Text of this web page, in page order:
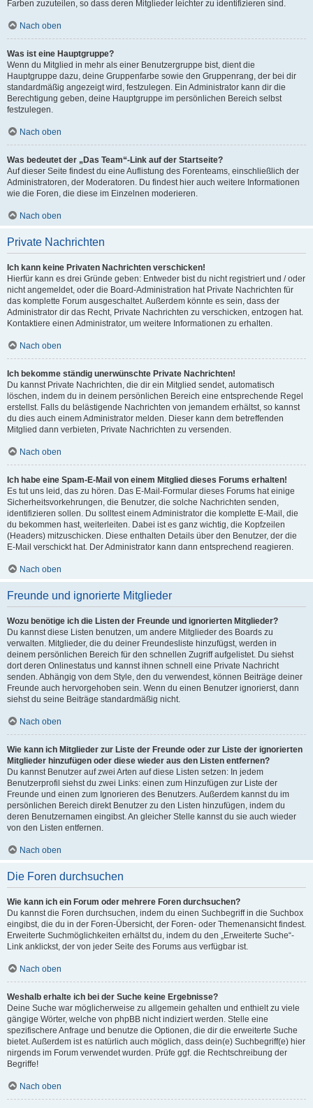
Farben zuzuteilen, so dass deren Mitglieder leichter zu identifizieren sind.
Nach oben
Was ist eine Hauptgruppe?
Wenn du Mitglied in mehr als einer Benutzergruppe bist, dient die
Hauptgruppe dazu, deine Gruppenfarbe sowie den Gruppenrang, der bei dir
standardmäßig angezeigt wird, festzulegen. Ein Administrator kann dir die
Berechtigung geben, deine Hauptgruppe im persönlichen Bereich selbst
festzulegen.
Nach oben
Was bedeutet der „Das Team“-Link auf der Startseite?
Auf dieser Seite findest du eine Auflistung des Forenteams, einschließlich der
Administratoren, der Moderatoren. Du findest hier auch weitere Informationen
wie die Foren, die diese im Einzelnen moderieren.
Nach oben
Private Nachrichten
Ich kann keine Privaten Nachrichten verschicken!
Hierfür kann es drei Gründe geben: Entweder bist du nicht registriert und / oder
nicht angemeldet, oder die Board-Administration hat Private Nachrichten für
das komplette Forum ausgeschaltet. Außerdem könnte es sein, dass der
Administrator dir das Recht, Private Nachrichten zu verschicken, entzogen hat.
Kontaktiere einen Administrator, um weitere Informationen zu erhalten.
Nach oben
Ich bekomme ständig unerwünschte Private Nachrichten!
Du kannst Private Nachrichten, die dir ein Mitglied sendet, automatisch
löschen, indem du in deinem persönlichen Bereich eine entsprechende Regel
erstellst. Falls du belästigende Nachrichten von jemandem erhältst, so kannst
du dies auch einem Administrator melden. Dieser kann dem betreffenden
Mitglied dann verbieten, Private Nachrichten zu versenden.
Nach oben
Ich habe eine Spam-E-Mail von einem Mitglied dieses Forums erhalten!
Es tut uns leid, das zu hören. Das E-Mail-Formular dieses Forums hat einige
Sicherheitsvorkehrungen, die Benutzer, die solche Nachrichten senden,
identifizieren sollen. Du solltest einem Administrator die komplette E-Mail, die
du bekommen hast, weiterleiten. Dabei ist es ganz wichtig, die Kopfzeilen
(Headers) mitzuschicken. Diese enthalten Details über den Benutzer, der die
E-Mail verschickt hat. Der Administrator kann dann entsprechend reagieren.
Nach oben
Freunde und ignorierte Mitglieder
Wozu benötige ich die Listen der Freunde und ignorierten Mitglieder?
Du kannst diese Listen benutzen, um andere Mitglieder des Boards zu
verwalten. Mitglieder, die du deiner Freundesliste hinzufügst, werden in
deinem persönlichen Bereich für den schnellen Zugriff aufgelistet. Du siehst
dort deren Onlinestatus und kannst ihnen schnell eine Private Nachricht
senden. Abhängig von dem Style, den du verwendest, können Beiträge deiner
Freunde auch hervorgehoben sein. Wenn du einen Benutzer ignorierst, dann
siehst du seine Beiträge standardmäßig nicht.
Nach oben
Wie kann ich Mitglieder zur Liste der Freunde oder zur Liste der ignorierten
Mitglieder hinzufügen oder diese wieder aus den Listen entfernen?
Du kannst Benutzer auf zwei Arten auf diese Listen setzen: In jedem
Benutzerprofil siehst du zwei Links: einen zum Hinzufügen zur Liste der
Freunde und einen zum Ignorieren des Benutzers. Außerdem kannst du im
persönlichen Bereich direkt Benutzer zu den Listen hinzufügen, indem du
deren Benutzernamen eingibst. An gleicher Stelle kannst du sie auch wieder
von den Listen entfernen.
Nach oben
Die Foren durchsuchen
Wie kann ich ein Forum oder mehrere Foren durchsuchen?
Du kannst die Foren durchsuchen, indem du einen Suchbegriff in die Suchbox
eingibst, die du in der Foren-Übersicht, der Foren- oder Themenansicht findest.
Erweiterte Suchmöglichkeiten erhältst du, indem du den „Erweiterte Suche“-
Link anklickst, der von jeder Seite des Forums aus verfügbar ist.
Nach oben
Weshalb erhalte ich bei der Suche keine Ergebnisse?
Deine Suche war möglicherweise zu allgemein gehalten und enthielt zu viele
gängige Wörter, welche von phpBB nicht indiziert werden. Stelle eine
spezifischere Anfrage und benutze die Optionen, die dir die erweiterte Suche
bietet. Außerdem ist es natürlich auch möglich, dass dein(e) Suchbegriff(e) hier
nirgends im Forum verwendet wurden. Prüfe ggf. die Rechtschreibung der
Begriffe!
Nach oben